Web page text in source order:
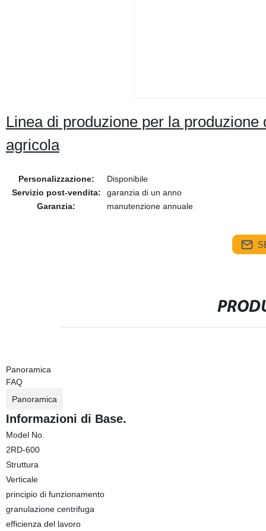
Linea di produzione per la
agricola
Personalizzazione:
Disponibile
Servizio post-vendita:
garanzia di un anno
Garanzia:
manutenzione annuale
Panoramica
FAQ
Panoramica
Informazioni di Base.
Model No.
2RD-600
Struttura
Verticale
principio di funzionamento
granulazione centrifuga
efficienza del lavoro